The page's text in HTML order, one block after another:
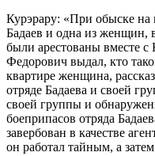
Курэрару: «При обыске
Бадаев и одна из женщин,
были арестованы вместе с
Федорович выдал, кто
квартире женщина,
отряде Бадаева и своей
своей группы и
боеприпасов отряда
завербован в качестве
он работал тайным, а